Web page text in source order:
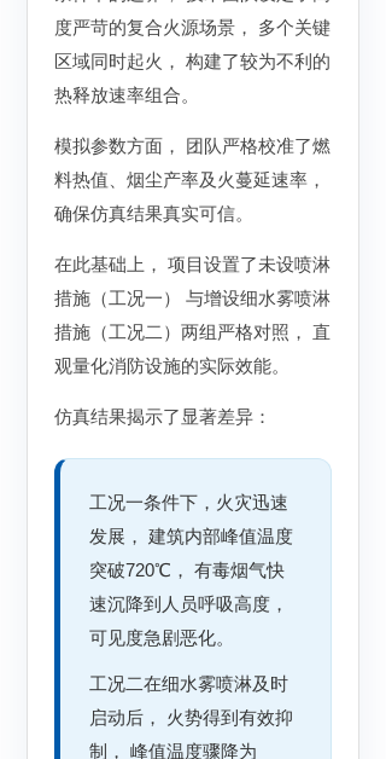
度严苛的复合火源场景， 多个关键
区域同时起火， 构建了较为不利的
热释放速率组合。
模拟参数方面， 团队严格校准了燃
料热值、烟尘产率及火蔓延速率，
确保仿真结果真实可信。
在此基础上， 项目设置了未设喷淋
措施（工况一） 与增设细水雾喷淋
措施（工况二）两组严格对照， 直
观量化消防设施的实际效能。
仿真结果揭示了显著差异：
工况一条件下，火灾迅速
发展， 建筑内部峰值温度
突破720℃， 有毒烟气快
速沉降到人员呼吸高度，
可见度急剧恶化。
工况二在细水雾喷淋及时
启动后， 火势得到有效抑
制， 峰值温度骤降为